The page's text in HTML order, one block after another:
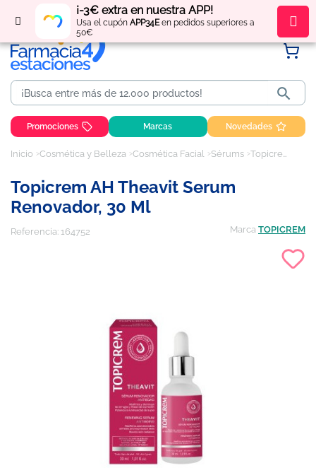
¡-3€ extra en nuestra APP!
Usa el cupón APP34Een pedidos superiores a
50€
Regístratey obténpuntos por tus compras

Promociones Marcas Novedades
Inicio Cosmética y Belleza Cosmética Facial Sérums Topicrem AH Theavit serum renovador, 30 ml
Topicrem AH Theavit Serum
Renovador, 30 Ml
Referencia: 164752 Marca TOPICREM